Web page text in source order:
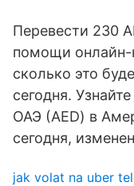
Перевести 230
помощи онлайн-
сколько это
сегодня.
ОАЭ (AED) в
сегодня,
jak volat na uber